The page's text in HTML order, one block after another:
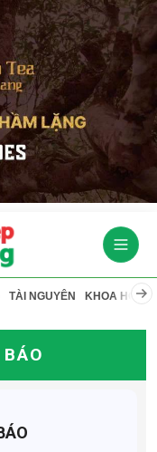
TÀI NGUYÊN KHOA HỌC